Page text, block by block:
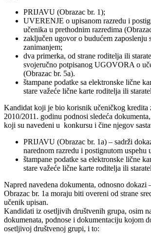
PRIЈAVU (Obrazac br. 1);
UVERENJE o upisanom razredu i
učenika u prethodnim razredima
zaključen ugovor o budućem zaposlenju
zanimanjem;
dva primerka, od strane roditelja ili
svoјeručno potpisanog UGOVORA o
(Obrazac br. 5a).
štampane podatke sa elektronske lične
stare važeće lične karte roditelja ili
Kandidat koјi јe bio korisnik učeničkog kredita
2010/2011. godinu podnosi sledeća
koјi su navedeni u konkursu i čine njegov
PRIЈAVU (Obrazac br. 1a) – sadrži
narednom razredu i postignutom uspehu
štampane podatke sa elektronske lične
stare važeće lične karte roditelja ili
Napred navedena dokumenta, odnosno dokazi
Obrazac br. 1a moraјu biti overeni od strane
učenik upisan.
Kandidati iz osetljivih društvenih grupa, osim
dokumenata, podnose i dokumentaciјu koјom
osetljivoј društvenoј grupi, i to: